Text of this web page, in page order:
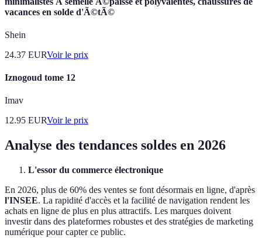
vacances en solde d'Ã©tÃ©
Shein
24.37 EURVoir le prix
Iznogoud tome 12
Imav
12.95 EURVoir le prix
Analyse des tendances soldes en 2026
L'essor du commerce électronique
En 2026, plus de 60% des ventes se font désormais en ligne, d'après
l'INSEE. La rapidité d'accès et la facilité de navigation rendent les
achats en ligne de plus en plus attractifs. Les marques doivent
investir dans des plateformes robustes et des stratégies de marketing
numérique pour capter ce public.